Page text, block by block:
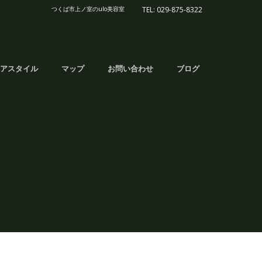
つくば市上ノ室のulo美容室 TEL: 029-875-8322
スタイル マップ お問い合わせ ブログ